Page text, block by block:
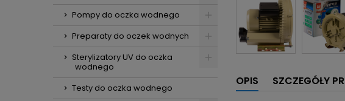
Pompy do oczka wodnego
Preparaty do oczek wodnych
Sterylizatory UV do oczka
wodnego
Testy do oczka wodnego
OPIS SZCZEGÓŁY